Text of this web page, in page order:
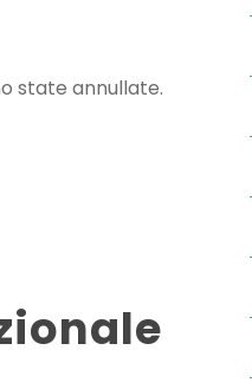
state annullate.